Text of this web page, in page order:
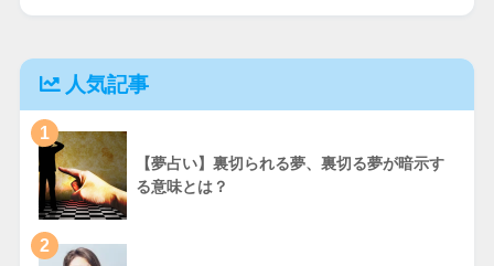
人気記事
1
【夢占い】裏切られる夢、裏切る夢が暗示す
る意味とは？
2